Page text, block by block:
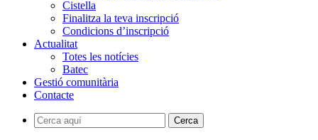
Cistella
Finalitza la teva inscripció
Condicions d’inscripció
Actualitat
Totes les notícies
Batec
Gestió comunitària
Contacte